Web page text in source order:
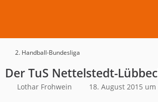
2. Handball-Bundesliga
Der TuS Nettelstedt-
Lothar Frohwein 18. August 2015 um